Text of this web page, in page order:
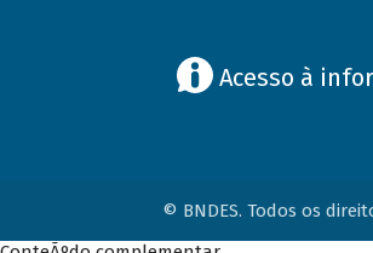
Acesso à
© BNDES. Todos os